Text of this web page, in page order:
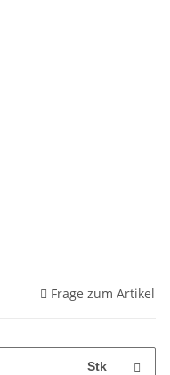
Frage zum Artikel
Stk